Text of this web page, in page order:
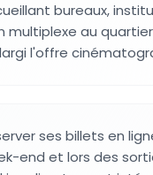
bureaux,
multiplexe au
l'offre
ses billets en
end et lors des